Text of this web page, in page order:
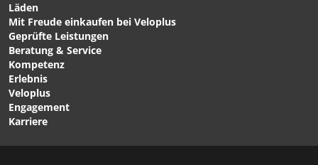
CHF 73.90 CHF 149.00
MADRISAM Damen-
Kurzarmtrikot Deep
Forest von MALOJA
CHF 119.00
Läden
Mit Freude einkaufen bei Veloplus
Geprüfte Leistungen
Beratung & Service
Kompetenz
Erlebnis
Veloplus
Engagement
Karriere